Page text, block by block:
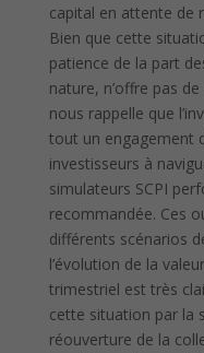
capital en attente de
Bien que cette
patience de la part
nature, n’offre pas
nous rappelle que
tout un engagement
investisseurs à
simulateurs SCPI
recommandée. Ces
différents scénarios
l’évolution de la
trimestriel est très
cette situation par la
réouverture de la